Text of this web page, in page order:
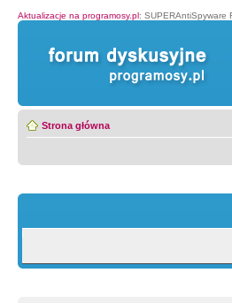
Aktualizacje na programosy.pl: SUPERAntiSpyware
Strona główna